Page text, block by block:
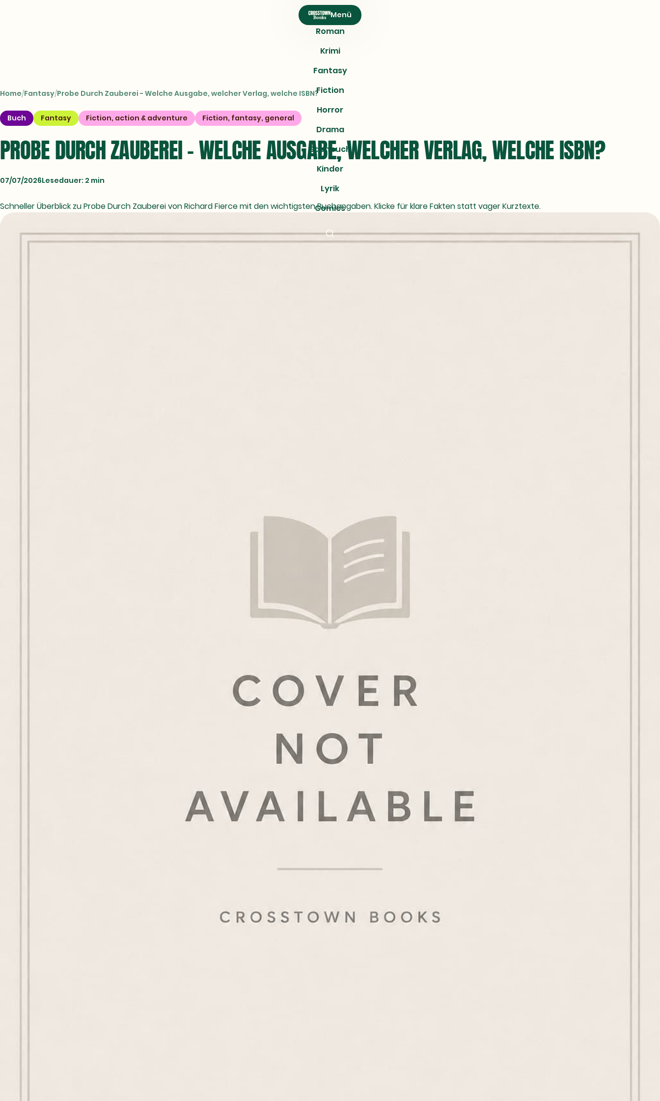
Menü
Roman
Krimi
Fantasy
Fiction
Horror
Drama
Sachbuch
Kinder
Lyrik
Comics
Home Fantasy Probe Durch Zauberei - Welche Ausgabe, welcher Verlag, welche ISBN?
Buch Fantasy Fiction, action & adventure Fiction, fantasy, general
PROBE DURCH ZAUBEREI - WELCHE AUSGABE, WELCHER VERLAG, WELCHE ISBN?
07/07/2026Lesedauer: 2 min
Schneller Überblick zu Probe Durch Zauberei von Richard Fierce mit den wichtigsten Buchangaben. Klicke für klare Fakten statt vager Kurztexte.